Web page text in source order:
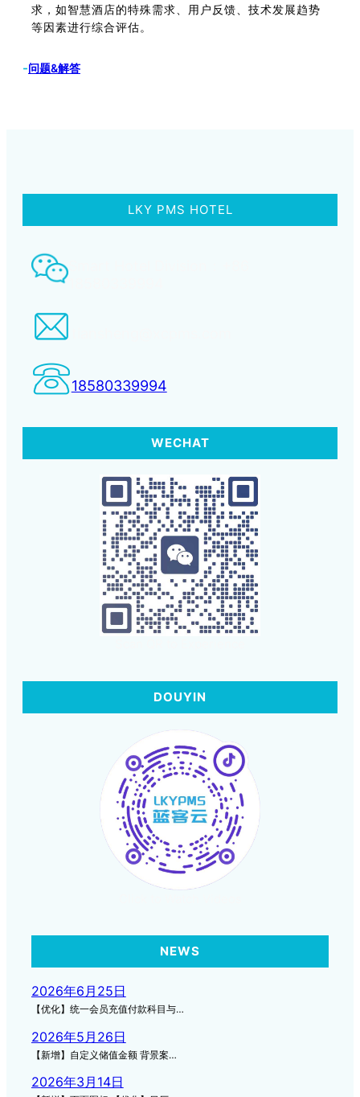
求，如智慧酒店的特殊需求、用户反馈、技术发展趋势
等因素进行综合评估。
-问题&解答
LKY PMS HOTEL
18580339994
WECHAT
DOUYIN
NEWS
2026年6月25日
【优化】统一会员充值付款科目与…
2026年5月26日
【新增】自定义储值金额 背景案…
2026年3月14日